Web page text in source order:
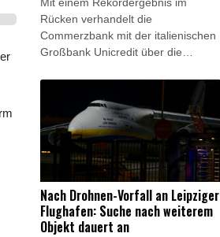
Mit einem Rekordergebnis im
Rücken verhandelt die
Commerzbank mit der italienischen
Großbank Unicredit über die
wir Gespräche aufgenommen",
sagte Commerzbank-Chefin Bettina
Orlopp am Donnerstag bei Vorlage
der Halbjahresbilanz. Sie will am
bisherigen Geschäftsmodell der
Bank festhalten - der Plan von
Unicredit für die Commerzbank
berge "erhebliche
Umsetzungsrisiken", warnte sie.
Nach Drohnen-Vorfall an Leipziger
Flughafen: Suche nach weiterem
Objekt dauert an